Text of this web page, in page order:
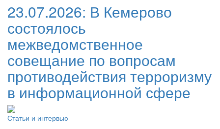
23.07.2026: В Кемерово
состоялось
межведомственное
совещание по вопросам
противодействия терроризму
в информационной сфере
Статьи и интервью